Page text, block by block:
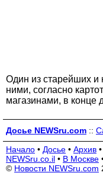
Один из старейших и
ними, согласно
магазинами, в конце
Досье NEWSru.com ::
Начало • Досье • Архив •
NEWSru.co.il • В Москве
© Новости NEWSru.com